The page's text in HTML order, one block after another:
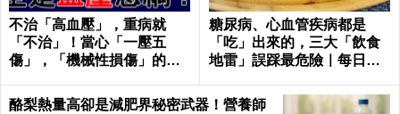
不治「高血壓」，重病就
「不治」！當心「一壓五
傷」，「機械性損傷」的血
糖尿病、心血管疾病都是
「吃」出來的，三大「飲食
地雷」誤踩最危險｜每日健
酪梨熱量高卻是減肥界秘密武器！營養師